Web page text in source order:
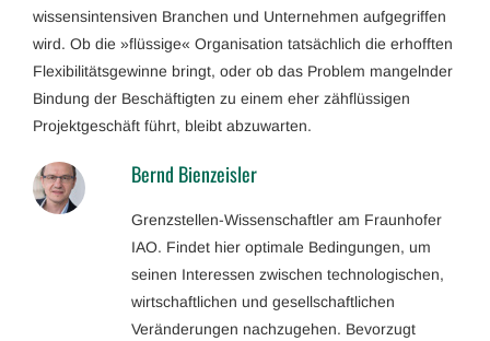
wissensintensiven Branchen und Unternehmen aufgegriffen
wird. Ob die »flüssige« Organisation tatsächlich die erhofften
Flexibilitätsgewinne bringt, oder ob das Problem mangelnder
Bindung der Beschäftigten zu einem eher zähflüssigen
Projektgeschäft führt, bleibt abzuwarten.
Bernd Bienzeisler
Grenzstellen-Wissenschaftler am Fraunhofer
IAO. Findet hier optimale Bedingungen, um
seinen Interessen zwischen technologischen,
wirtschaftlichen und gesellschaftlichen
Veränderungen nachzugehen. Bevorzugt